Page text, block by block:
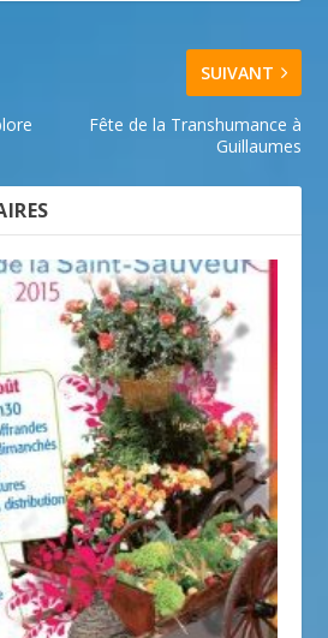
SUIVANT
Fête de la Transhumance à
Guillaumes